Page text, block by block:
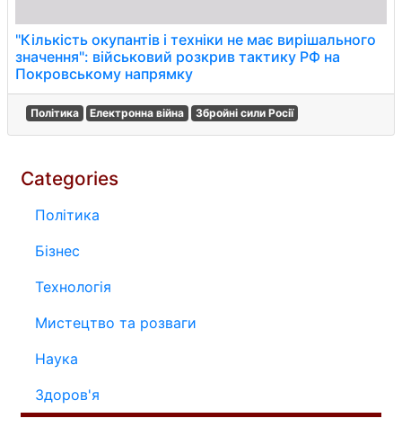
"Кількість окупантів і техніки не має вирішального
значення": військовий розкрив тактику РФ на
Покровському напрямку
Політика Електронна війна Збройні сили Росії
Categories
Політика
Бізнес
Технологія
Мистецтво та розваги
Наука
Здоров'я